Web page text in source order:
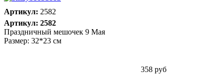
Артикул: 2582
Артикул: 2582
Праздничный мешочек 9 Мая
Размер: 32*23 см
358 руб